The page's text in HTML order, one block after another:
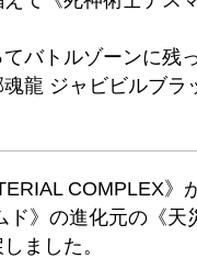
バトルゾーンに残
龍 ジャビビルブ
COMPLEX
ド》の進化元の《
ました。